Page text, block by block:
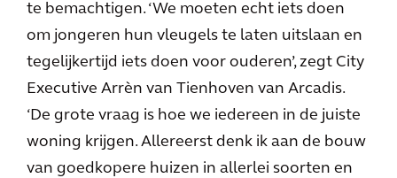
te bemachtigen. ‘We moeten echt iets doen
om jongeren hun vleugels te laten uitslaan en
tegelijkertijd iets doen voor ouderen’, zegt City
Executive Arrèn van Tienhoven van Arcadis.
‘De grote vraag is hoe we iedereen in de juiste
woning krijgen. Allereerst denk ik aan de bouw
van goedkopere huizen in allerlei soorten en